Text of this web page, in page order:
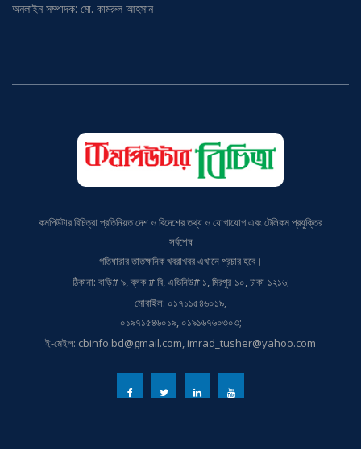
অনলাইন সম্পাদক: মো. কামরুল আহসান
কমপিউটার বিচিত্রা প্রতিনিয়ত দেশ ও বিদেশের তথ্য ও যোগাযোগ এবং টেলিকম প্রযুক্তির
সর্বশেষ
গতিধারার তাতক্ষনিক খবরাখবর এখানে প্রচার হবে।
ঠিকানা: বাড়ি# ৯, ব্লক # বি, এভিনিউ# ১, মিরপুর-১০, ঢাকা-১২১৬;
মোবাইল: ০১৭১১৫৪৬০১৯,
০১৯৭১৫৪৬০১৯, ০১৯১৬৭৬০৩০৩;
ই-মেইল: cbinfo.bd@gmail.com, imrad_tusher@yahoo.com